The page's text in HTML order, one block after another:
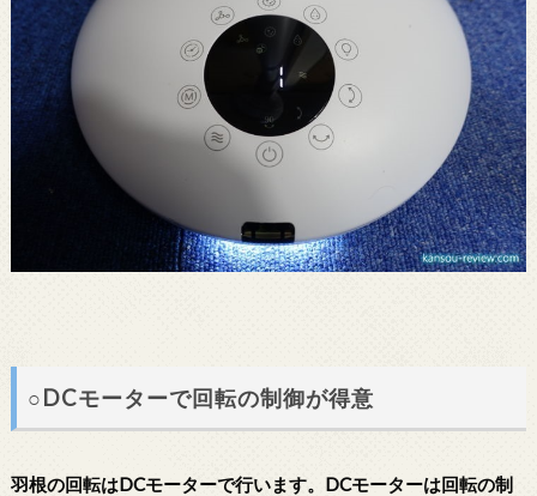
○DCモーターで回転の制御が得意
羽根の回転はDCモーターで行います。DCモーターは回転の制